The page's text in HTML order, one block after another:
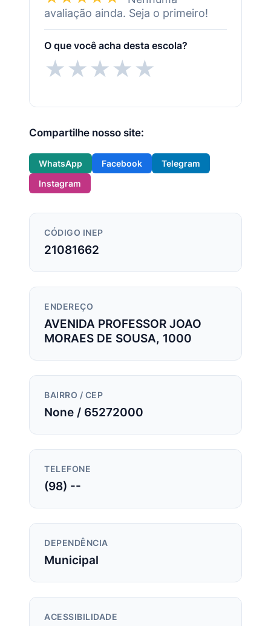
avaliação ainda. Seja o primeiro!
O que você acha desta escola?
★★★★★
Compartilhe nosso site:
WhatsApp Facebook
Telegram
Instagram
CÓDIGO INEP
21081662
ENDEREÇO
AVENIDA PROFESSOR JOAO
MORAES DE SOUSA, 1000
BAIRRO / CEP
None / 65272000
TELEFONE
(98) --
DEPENDÊNCIA
Municipal
ACESSIBILIDADE